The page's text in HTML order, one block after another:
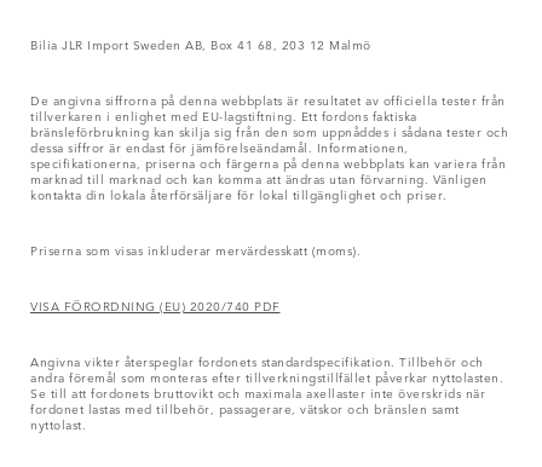
Bilia JLR Import Sweden AB, Box 41 68, 203 12 Malmö
De angivna siffrorna på denna webbplats är resultatet av officiella tester från
tillverkaren i enlighet med EU-lagstiftning. Ett fordons faktiska
bränsleförbrukning kan skilja sig från den som uppnåddes i sådana tester och
dessa siffror är endast för jämförelseändamål. Informationen,
specifikationerna, priserna och färgerna på denna webbplats kan variera från
marknad till marknad och kan komma att ändras utan förvarning. Vänligen
kontakta din lokala återförsäljare för lokal tillgänglighet och priser.
Priserna som visas inkluderar mervärdesskatt (moms).
VISA FÖRORDNING (EU) 2020/740 PDF
Angivna vikter återspeglar fordonets standardspecifikation. Tillbehör och
andra föremål som monteras efter tillverkningstillfället påverkar nyttolasten.
Se till att fordonets bruttovikt och maximala axellaster inte överskrids när
fordonet lastas med tillbehör, passagerare, vätskor och bränslen samt
nyttolast.